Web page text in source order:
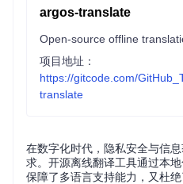
argos-translate
Open-source offline
项目地址：
https://gitcode.com/
translate
在数字化时代，隐私安全与信
求。开源离线翻译工具通过本
保障了多语言支持能力，又杜